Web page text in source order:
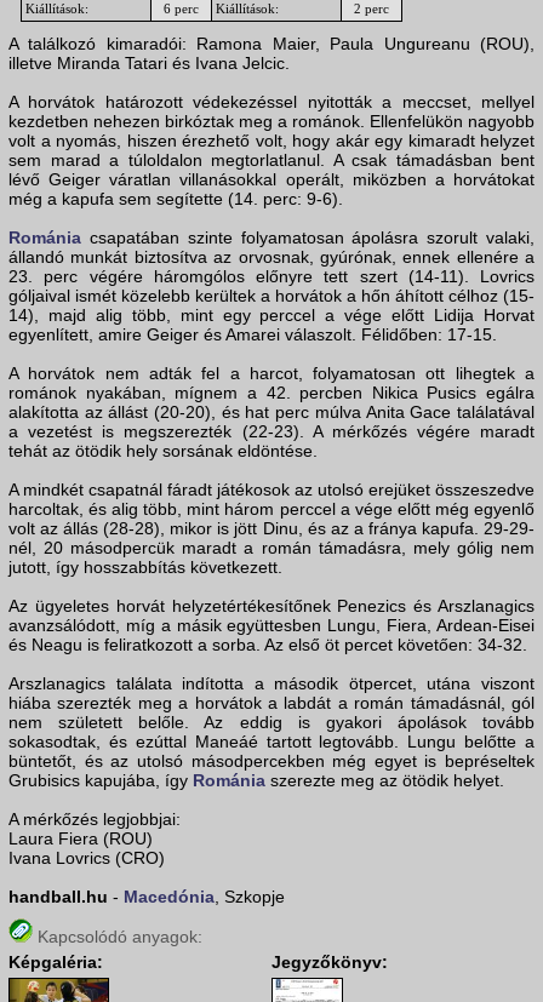
Kiállítások:
6 perc Kiállítások: 2 perc
A találkozó kimaradói: Ramona Maier, Paula Ungureanu (ROU),
illetve Miranda Tatari és Ivana Jelcic.
A horvátok határozott védekezéssel nyitották a meccset, mellyel
kezdetben nehezen birkóztak meg a románok. Ellenfelükön nagyobb
volt a nyomás, hiszen érezhető volt, hogy akár egy kimaradt helyzet
sem marad a túloldalon megtorlatlanul. A csak támadásban bent
lévő Geiger váratlan villanásokkal operált, miközben a horvátokat
még a kapufa sem segítette (14. perc: 9-6).
Románia csapatában szinte folyamatosan ápolásra szorult valaki,
állandó munkát biztosítva az orvosnak, gyúrónak, ennek ellenére a
23. perc végére háromgólos előnyre tett szert (14-11). Lovrics
góljaival ismét közelebb kerültek a horvátok a hőn áhított célhoz (15-
14), majd alig több, mint egy perccel a vége előtt Lidija Horvat
egyenlített, amire Geiger és Amarei válaszolt. Félidőben: 17-15.
A horvátok nem adták fel a harcot, folyamatosan ott lihegtek a
románok nyakában, mígnem a 42. percben Nikica Pusics egálra
alakította az állást (20-20), és hat perc múlva Anita Gace találatával
a vezetést is megszerezték (22-23). A mérkőzés végére maradt
tehát az ötödik hely sorsának eldöntése.
A mindkét csapatnál fáradt játékosok az utolsó erejüket összeszedve
harcoltak, és alig több, mint három perccel a vége előtt még egyenlő
volt az állás (28-28), mikor is jött Dinu, és az a fránya kapufa. 29-29-
nél, 20 másodpercük maradt a román támadásra, mely gólig nem
jutott, így hosszabbítás következett.
Az ügyeletes horvát helyzetértékesítőnek Penezics és Arszlanagics
avanzsálódott, míg a másik együttesben Lungu, Fiera, Ardean-Eisei
és Neagu is feliratkozott a sorba. Az első öt percet követően: 34-32.
Arszlanagics találata indította a második ötpercet, utána viszont
hiába szerezték meg a horvátok a labdát a román támadásnál, gól
nem született belőle. Az eddig is gyakori ápolások tovább
sokasodtak, és ezúttal Maneáé tartott legtovább. Lungu belőtte a
büntetőt, és az utolsó másodpercekben még egyet is bepréseltek
Grubisics kapujába, így Románia szerezte meg az ötödik helyet.
A mérkőzés legjobbjai:
Laura Fiera (ROU)
Ivana Lovrics (CRO)
handball.hu - Macedónia, Szkopje
Kapcsolódó anyagok:
Képgaléria:
Jegyzőkönyv: